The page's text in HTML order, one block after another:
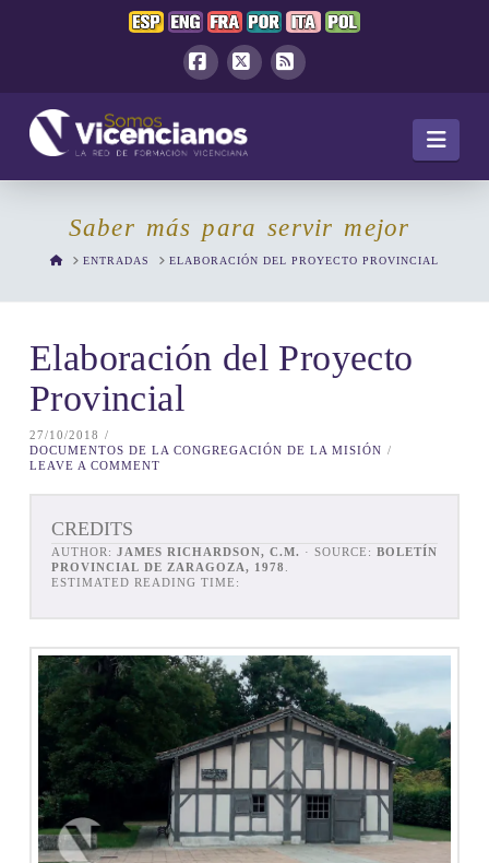
Saber más para servir mejor
HOMEENTRADAS ELABORACIÓN DEL PROYECTO PROVINCIAL
Elaboración del Proyecto
Provincial
27/10/2018
DOCUMENTOS DE LA CONGREGACIÓN DE LA MISIÓN
LEAVE A COMMENT
CREDITS
AUTHOR: JAMES RICHARDSON, C.M. · SOURCE: BOLETÍN
PROVINCIAL DE ZARAGOZA, 1978
ESTIMATED READING TIME: